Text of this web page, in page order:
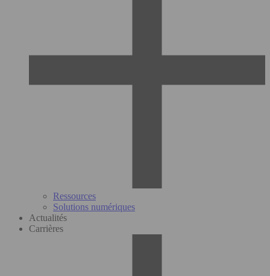
Ressources
Solutions numériques
Actualités
Carrières